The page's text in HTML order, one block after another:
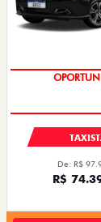
De: R$
R$